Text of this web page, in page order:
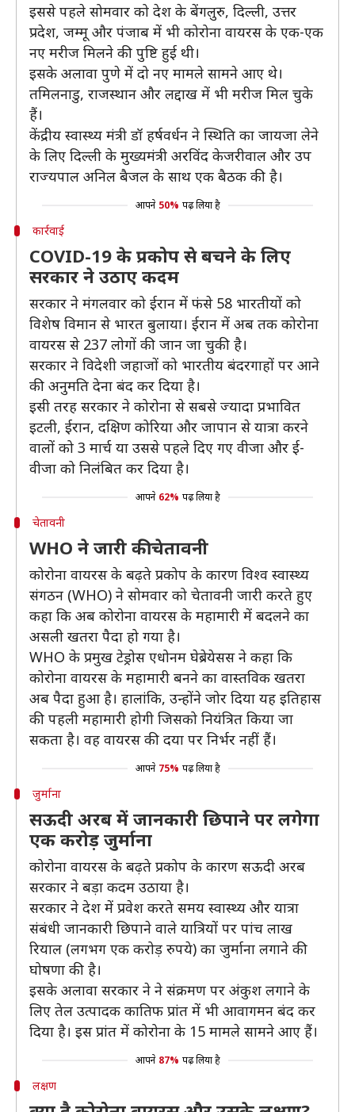
इससे पहले सोमवार को देश के बेंगलुरु, दिल्ली, उत्तर
प्रदेश, जम्मू और पंजाब में भी कोरोना वायरस के एक-एक
नए मरीज मिलने की पुष्टि हुई थी।
इसके अलावा पुणे में दो नए मामले सामने आए थे।
तमिलनाडु, राजस्थान और लद्दाख में भी मरीज मिल चुके
हैं।
केंद्रीय स्वास्थ्य मंत्री डॉ हर्षवर्धन ने स्थिति का जायजा लेने
के लिए दिल्ली के मुख्यमंत्री अरविंद केजरीवाल और उप
राज्यपाल अनिल बैजल के साथ एक बैठक की है।
आपने 50% पढ़ लिया है
कार्रवाई
COVID-19 के प्रकोप से बचने के लिए
सरकार ने उठाए कदम
सरकार ने मंगलवार को ईरान में फंसे 58 भारतीयों को
विशेष विमान से भारत बुलाया। ईरान में अब तक कोरोना
वायरस से 237 लोगों की जान जा चुकी है।
सरकार ने विदेशी जहाजों को भारतीय बंदरगाहों पर आने
की अनुमति देना बंद कर दिया है।
इसी तरह सरकार ने कोरोना से सबसे ज्यादा प्रभावित
इटली, ईरान, दक्षिण कोरिया और जापान से यात्रा करने
वालों को 3 मार्च या उससे पहले दिए गए वीजा और ई-
वीजा को निलंबित कर दिया है।
आपने 62% पढ़ लिया है
चेतावनी
WHO ने जारी की चेतावनी
कोरोना वायरस के बढ़ते प्रकोप के कारण विश्व स्वास्थ्य
संगठन (WHO) ने सोमवार को चेतावनी जारी करते हुए
कहा कि अब कोरोना वायरस के महामारी में बदलने का
असली खतरा पैदा हो गया है।
WHO के प्रमुख टेड्रोस एधोनम घेब्रेयेसस ने कहा कि
कोरोना वायरस के महामारी बनने का वास्तविक खतरा
अब पैदा हुआ है। हालांकि, उन्होंने जोर दिया यह इतिहास
की पहली महामारी होगी जिसको नियंत्रित किया जा
सकता है। वह वायरस की दया पर निर्भर नहीं हैं।
आपने 75% पढ़ लिया है
जुर्माना
सऊदी अरब में जानकारी छिपाने पर लगेगा
एक करोड़ जुर्माना
कोरोना वायरस के बढ़ते प्रकोप के कारण सऊदी अरब
सरकार ने बड़ा कदम उठाया है।
सरकार ने देश में प्रवेश करते समय स्वास्थ्य और यात्रा
संबंधी जानकारी छिपाने वाले यात्रियों पर पांच लाख
रियाल (लगभग एक करोड़ रुपये) का जुर्माना लगाने की
घोषणा की है।
इसके अलावा सरकार ने ने संक्रमण पर अंकुश लगाने के
लिए तेल उत्पादक कातिफ प्रांत में भी आवागमन बंद कर
दिया है। इस प्रांत में कोरोना के 15 मामले सामने आए हैं।
आपने 87% पढ़ लिया है
लक्षण